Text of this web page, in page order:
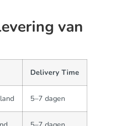
van
Delivery Time
5–7 dagen